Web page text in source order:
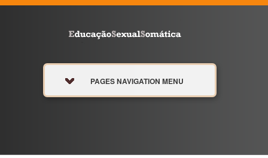
PAGES NAVIGATION MENU